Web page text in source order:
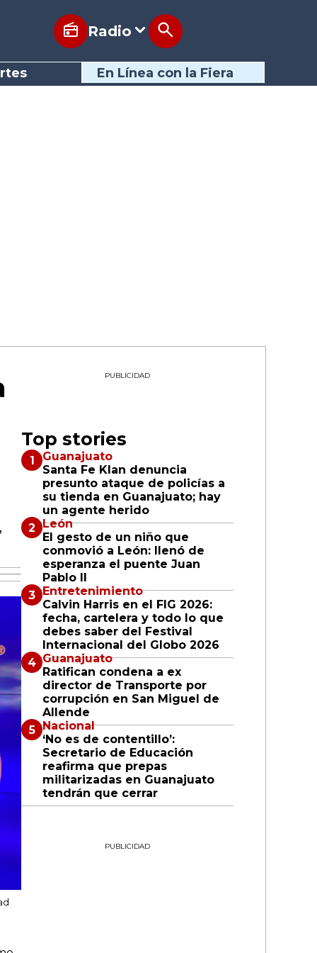
Radio
En Línea con la Fiera
PUBLICIDAD
Top stories
Guanajuato
Santa Fe Klan denuncia
presunto ataque de policías a
su tienda en Guanajuato; hay
un agente herido
León
El gesto de un niño que
conmovió a León: llenó de
esperanza el puente Juan
Pablo II
Entretenimiento
Calvin Harris en el FIG 2026:
fecha, cartelera y todo lo que
debes saber del Festival
Internacional del Globo 2026
Guanajuato
Ratifican condena a ex
director de Transporte por
corrupción en San Miguel de
Allende
Nacional
‘No es de contentillo’:
Secretario de Educación
reafirma que prepas
militarizadas en Guanajuato
tendrán que cerrar
PUBLICIDAD